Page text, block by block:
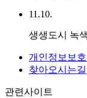
11.10.
생생도시 녹
개인정보보
찾아오시는길
관련사이트